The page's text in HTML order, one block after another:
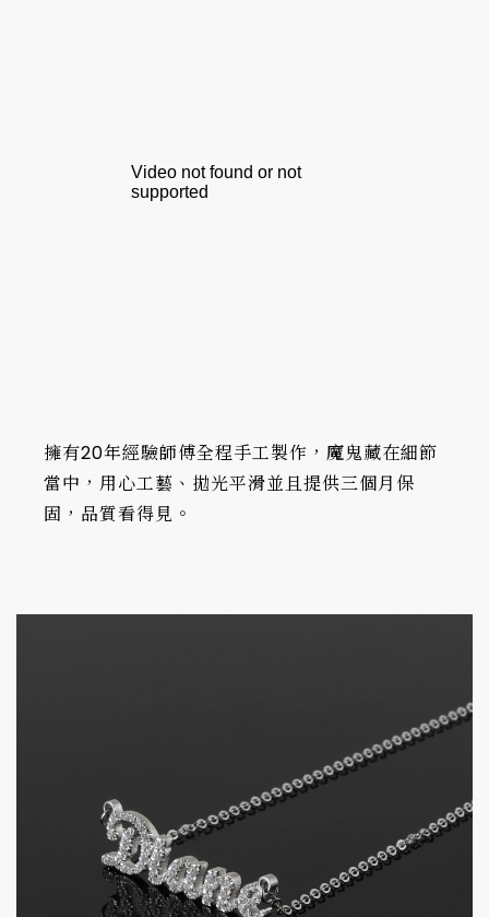
擁有20年經驗師傅全程手工製作，魔鬼藏在細節
當中，用心工藝、拋光平滑並且提供三個月保
固，品質看得見。